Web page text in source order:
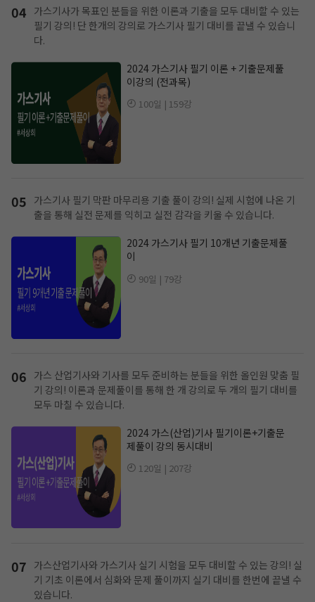
2024 가스기사 필기 이론 + 기출문제풀
이강의 (전과목)
100일 | 159강
04 가스기사가 목표인 분들을 위한 이론과 기출을 모두 대비할 수 있는
필기 강의! 단 한개의 강의로 가스기사 필기 대비를 끝낼 수 있습니
다.
2024 가스기사 필기 10개년 기출문제풀
이
90일 | 79강
05 가스기사 필기 막판 마무리용 기출 풀이 강의! 실제 시험에 나온 기
출을 통해 실전 문제를 익히고 실전 감각을 키울 수 있습니다.
2024 가스(산업)기사 필기이론+기출문
제풀이 강의 동시대비
120일 | 207강
06 가스 산업기사와 기사를 모두 준비하는 분들을 위한 올인원 맞춤 필
기 강의! 이론과 문제풀이를 통해 한 개 강의로 두 개의 필기 대비를
모두 마칠 수 있습니다.
07 가스산업기사와 가스기사 실기 시험을 모두 대비할 수 있는 강의! 실
기 기초 이론에서 심화와 문제 풀이까지 실기 대비를 한번에 끝낼 수
있습니다.